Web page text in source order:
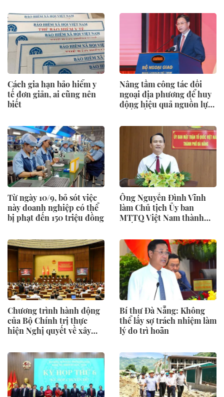
Cách gia hạn bảo hiểm y
tế đơn giản, ai cũng nên
biết
Nâng tầm công tác đối
ngoại địa phương để huy
động hiệu quả nguồn lực
Từ ngày 10/9, bỏ sót việc
này doanh nghiệp có thể
bị phạt đến 150 triệu đồng
Ông Nguyễn Đình Vĩnh
làm Chủ tịch Ủy ban
MTTQ Việt Nam thành
Chương trình hành động
của Bộ Chính trị thực
hiện Nghị quyết về xây
toàn
Bí thư Đà Nẵng: Không
thể lấy sợ trách nhiệm làm
lý do trì hoãn